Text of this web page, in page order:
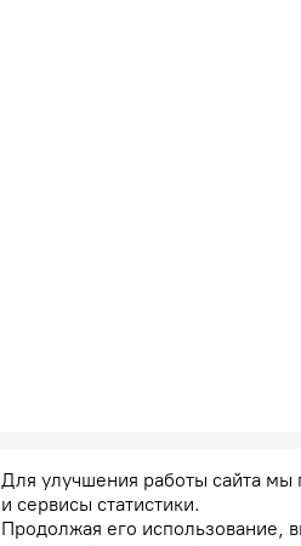
Для улучшения работы сайта
и сервисы статистики.
Продолжая его использование,